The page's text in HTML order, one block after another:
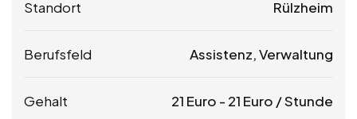
Standort Rülzheim
Berufsfeld Assistenz, Verwaltung
Gehalt 21 Euro - 21 Euro / Stunde